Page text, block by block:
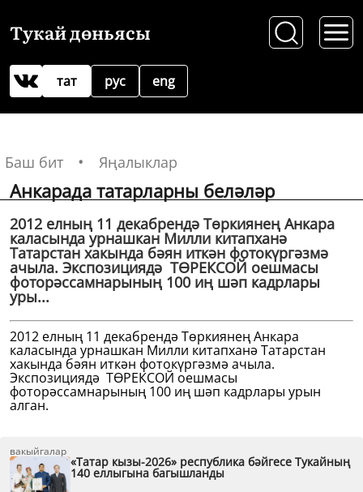
Тукай дөньясы
рус
тат eng
Баш бит Яңалыклар
Анкарада татарларны беләләр
2012 елның 11 декабрендә Төркиянең Анкара
каласында урнашкан Милли китапханә
Татарстан хакында бәян иткән фотокүргәзмә
ачыла. Экcпозициядә ТӨРЕКСОЙ оешмасы
фоторәссамнарының 100 иң шәп кадрлары
уры...
2012 елның 11 декабрендә Төркиянең Анкара
каласында урнашкан Милли китапханә Татарстан
хакында бәян иткән фотокүргәзмә ачыла.
Экcпозициядә ТӨРЕКСОЙ оешмасы
фоторәссамнарының 100 иң шәп кадрлары урын
алган.
вакыйгалар
«Татар кызы-2026» республика бәйгесе Тукайның
140 еллыгына багышланды